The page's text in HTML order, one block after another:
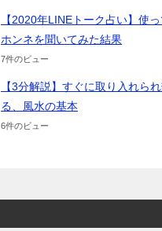
【2020年LINEトーク占い】使
ホンネを聞いてみた結果
7件のビュー
【3分解説】すぐに取り入れら
る、風水の基本
6件のビュー